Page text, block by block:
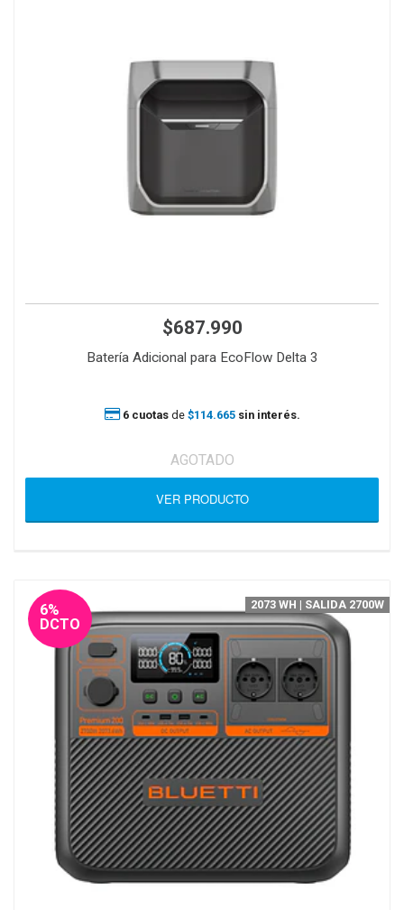
$687.990
Batería Adicional para EcoFlow Delta 3
6 cuotasde $114.665 sin interés.
AGOTADO
VER PRODUCTO
6%
DCTO
2073 WH | SALIDA 2700W